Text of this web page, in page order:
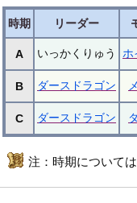
時期 リーダー
A いっかくりゅう ホ
B ダースドラゴン
C ダースドラゴン
注：時期については